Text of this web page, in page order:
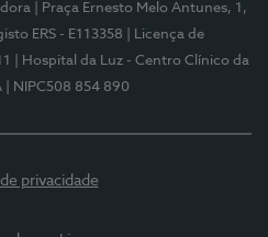
| Praça Ernesto Melo Antunes, 1,
ERS - E113358
| Licença de
| Hospital da Luz - Centro Clínico da
| NIPC508 854 890
privacidade